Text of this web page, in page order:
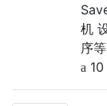
机
序
10